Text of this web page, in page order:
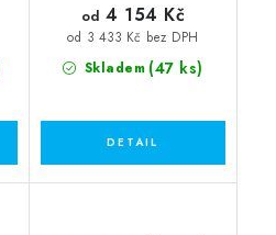
Skladem (47 ks)
od 3 433 Kč bez DPH
od 4 154 Kč